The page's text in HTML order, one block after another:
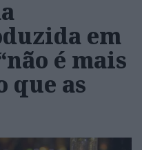
em
é mais
que as